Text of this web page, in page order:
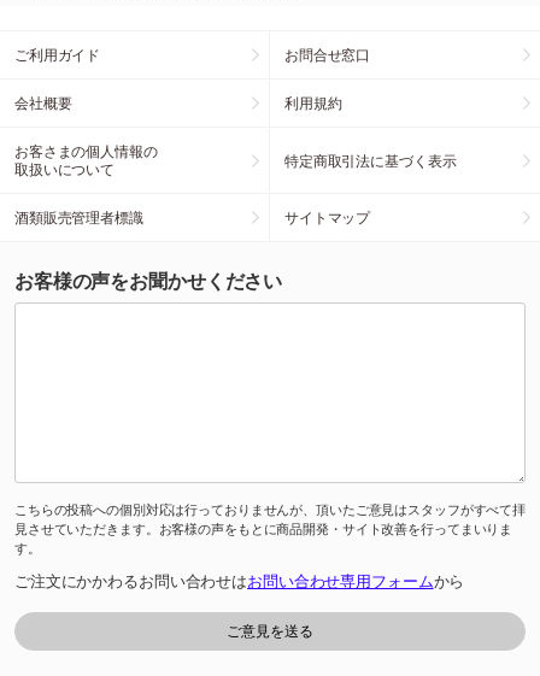
ご利用ガイド お問合せ窓口
会社概要 利用規約
お客さまの個人情報の
取扱いについて
特定商取引法に基づく表示
酒類販売管理者標識 サイトマップ
お客様の声をお聞かせください
こちらの投稿への個別対応は行っておりませんが、頂いたご意見はスタッフがすべて拝
見させていただきます。お客様の声をもとに商品開発・サイト改善を行ってまいりま
す。
ご注文にかかわるお問い合わせはお問い合わせ専用フォームから